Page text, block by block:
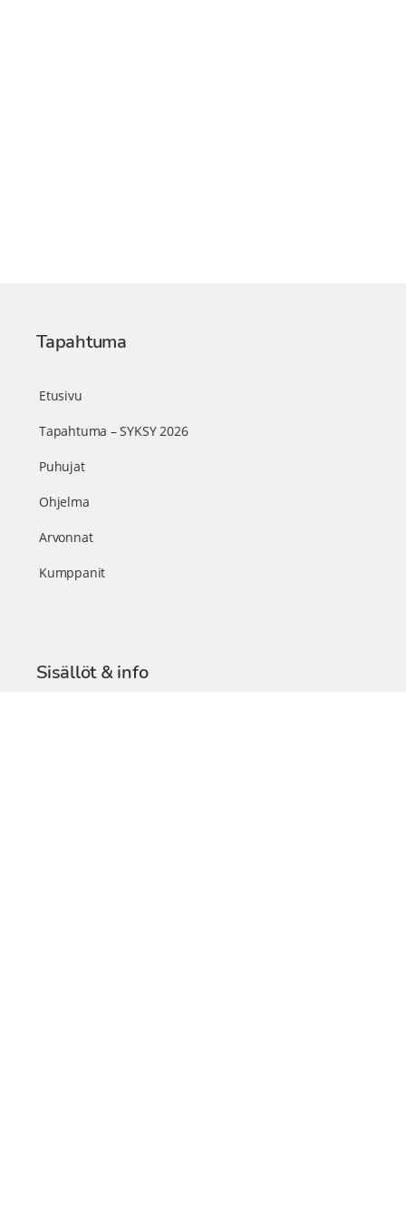
Tapahtuma
Etusivu
Tapahtuma – SYKSY 2026
Puhujat
Ohjelma
Arvonnat
Kumppanit
Sisällöt & info